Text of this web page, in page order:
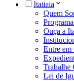
Itatiaia
Quem
Ouça a
Entre em
Trabalhe
Lei de